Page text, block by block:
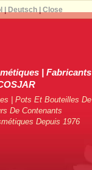
| Fabricants
| Pots Et Bouteilles De
De Contenants
Depuis 1976
Deutsch| Close